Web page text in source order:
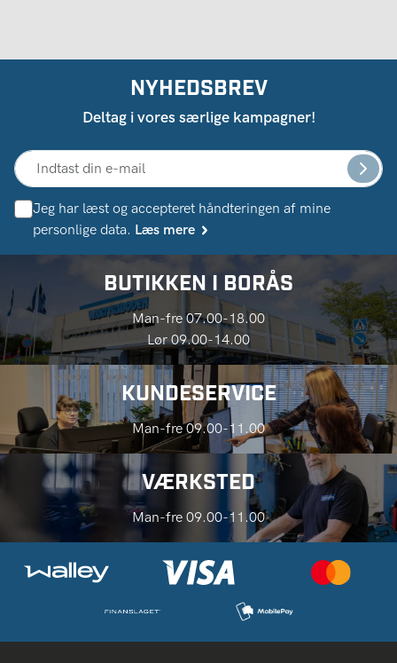
NYHEDSBREV
Deltag i vores særlige kampagner!
Jeg har læst og accepteret håndteringen af ​​mine
personlige data. Læs mere
BUTIKKEN I BORÅS
Man-fre 07.00-18.00
Lør 09.00-14.00
KUNDESERVICE
Man-fre 09.00-11.00
VÆRKSTED
Man-fre 09.00-11.00